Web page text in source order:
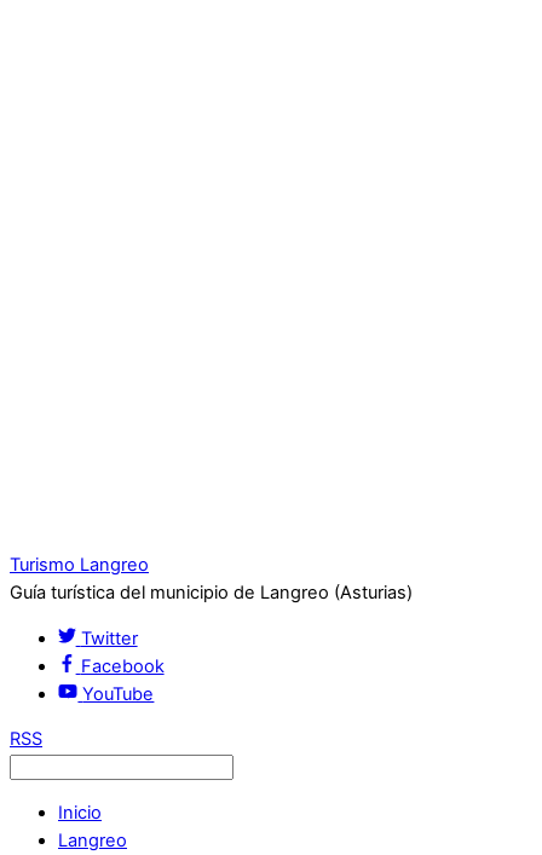
Turismo Langreo
Guía turística del municipio de Langreo (Asturias)
Twitter
Facebook
YouTube
RSS
Inicio
Langreo